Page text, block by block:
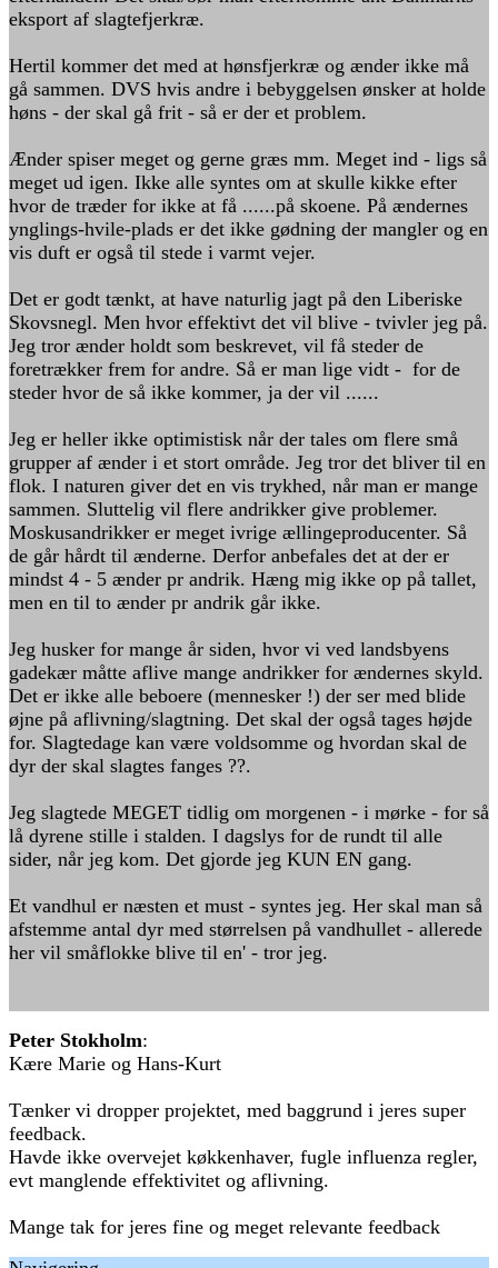
eksport af slagtefjerkræ.
Hertil kommer det med at hønsfjerkræ og ænder ikke må
gå sammen. DVS hvis andre i bebyggelsen ønsker at holde
høns - der skal gå frit - så er der et problem.
Ænder spiser meget og gerne græs mm. Meget ind - ligs så
meget ud igen. Ikke alle syntes om at skulle kikke efter
hvor de træder for ikke at få ......på skoene. På ændernes
ynglings-hvile-plads er det ikke gødning der mangler og en
vis duft er også til stede i varmt vejer.
Det er godt tænkt, at have naturlig jagt på den Liberiske
Skovsnegl. Men hvor effektivt det vil blive - tvivler jeg på.
Jeg tror ænder holdt som beskrevet, vil få steder de
foretrækker frem for andre. Så er man lige vidt - for de
steder hvor de så ikke kommer, ja der vil ......
Jeg er heller ikke optimistisk når der tales om flere små
grupper af ænder i et stort område. Jeg tror det bliver til en
flok. I naturen giver det en vis trykhed, når man er mange
sammen. Sluttelig vil flere andrikker give problemer.
Moskusandrikker er meget ivrige ællingeproducenter. Så
de går hårdt til ænderne. Derfor anbefales det at der er
mindst 4 - 5 ænder pr andrik. Hæng mig ikke op på tallet,
men en til to ænder pr andrik går ikke.
Jeg husker for mange år siden, hvor vi ved landsbyens
gadekær måtte aflive mange andrikker for ændernes skyld.
Det er ikke alle beboere (mennesker !) der ser med blide
øjne på aflivning/slagtning. Det skal der også tages højde
for. Slagtedage kan være voldsomme og hvordan skal de
dyr der skal slagtes fanges ??.
Jeg slagtede MEGET tidlig om morgenen - i mørke - for så
lå dyrene stille i stalden. I dagslys for de rundt til alle
sider, når jeg kom. Det gjorde jeg KUN EN gang.
Et vandhul er næsten et must - syntes jeg. Her skal man så
afstemme antal dyr med størrelsen på vandhullet - allerede
her vil småflokke blive til en' - tror jeg.
Peter Stokholm:
Kære Marie og Hans-Kurt
Tænker vi dropper projektet, med baggrund i jeres super
feedback.
Havde ikke overvejet køkkenhaver, fugle influenza regler,
evt manglende effektivitet og aflivning.
Mange tak for jeres fine og meget relevante feedback